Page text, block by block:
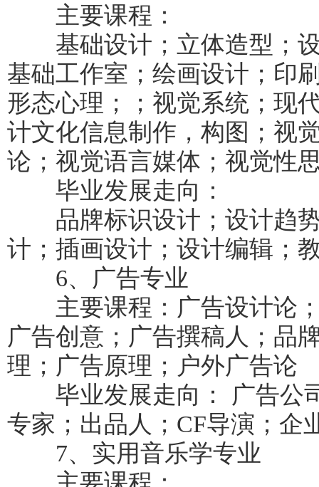
主要课程：
基础设计；立体造型；设
基础工作室；绘画设计；印
形态心理；；视觉系统；现
计文化信息制作，构图；视
论；视觉语言媒体；视觉性
毕业发展走向：
品牌标识设计；设计趋势
计；插画设计；设计编辑；
6、广告专业
主要课程：广告设计论；
广告创意；广告撰稿人；品
理；广告原理；户外广告论
毕业发展走向： 广告公
专家；出品人；CF导演；企
7、实用音乐学专业